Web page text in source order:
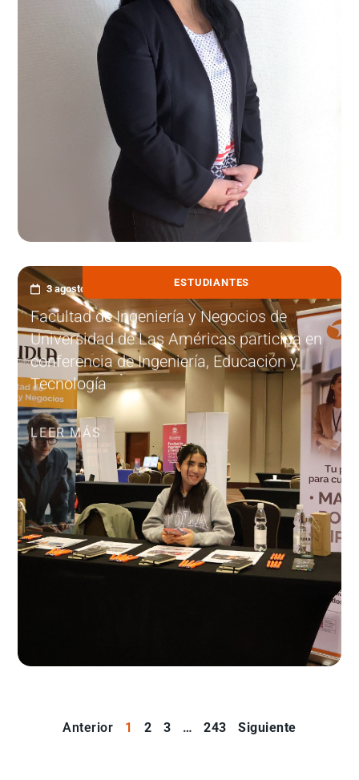
ESTUDIANTES
3 agosto, 2026
Facultad de Ingeniería y Negocios de
Universidad de Las Américas participa en
conferencia de Ingeniería, Educación y
Tecnología
LEER MÁS
Anterior 1 2 3 … 243 Siguiente